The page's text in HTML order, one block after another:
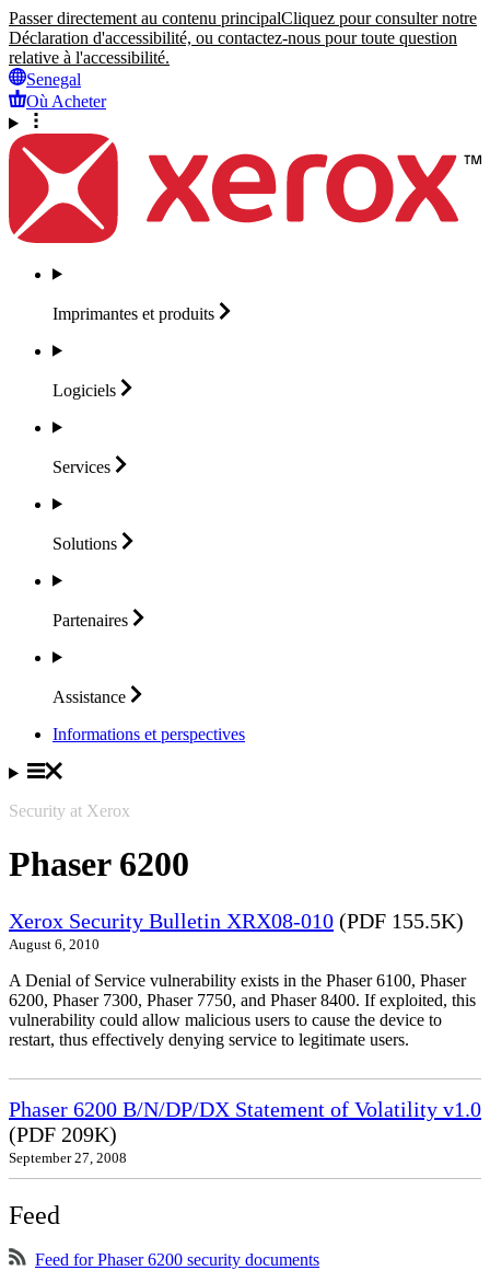
Passer directement au contenu principalCliquez pour consulter notre
Déclaration d'accessibilité, ou contactez-nous pour toute question
relative à l'accessibilité.
Senegal
Où Acheter
Imprimantes et produits
Logiciels
Services
Solutions
Partenaires
Assistance
Informations et perspectives
Security at Xerox
Phaser 6200
Xerox Security Bulletin XRX08-010 (PDF 155.5K)
August 6, 2010
A Denial of Service vulnerability exists in the Phaser 6100, Phaser
6200, Phaser 7300, Phaser 7750, and Phaser 8400. If exploited, this
vulnerability could allow malicious users to cause the device to
restart, thus effectively denying service to legitimate users.
Phaser 6200 B/N/DP/DX Statement of Volatility v1.0
(PDF 209K)
September 27, 2008
Feed
Feed for Phaser 6200 security documents